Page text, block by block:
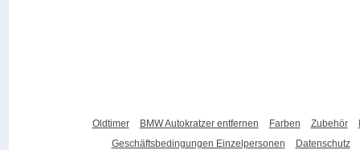
Oldtimer BMW Autokratzer entfernen Farben Zubehör
Geschäftsbedingungen Einzelpersonen
Datenschutz